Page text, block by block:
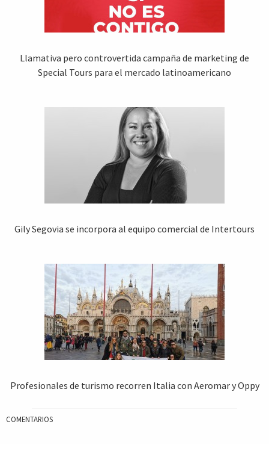
Llamativa pero controvertida campaña de marketing de
Special Tours para el mercado latinoamericano
Gily Segovia se incorpora al equipo comercial de Intertours
Profesionales de turismo recorren Italia con Aeromar y Oppy
COMENTARIOS